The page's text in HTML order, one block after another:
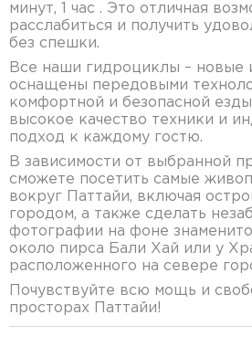
минут, 1 час . Это отличная
расслабиться и получить
без спешки.
Все наши гидроциклы – новые
оснащены передовыми
комфортной и безопасной
высокое качество техники и
подход к каждому гостю.
В зависимости от выбранной
сможете посетить самые
вокруг Паттайи, включая
городом, а также сделать
фотографии на фоне
около пирса Бали Хай или у
расположенного на севере
Почувствуйте всю мощь и
просторах Паттайи!